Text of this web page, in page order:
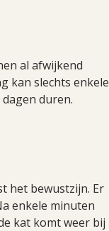
al afwijkend
kan slechts enkele
duren.
het bewustzijn. Er
enkele minuten
kat komt weer bij